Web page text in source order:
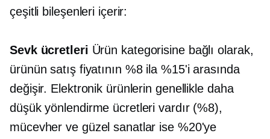
çeşitli bileşenleri içerir:
Sevk ücretleri Ürün kategorisine bağlı olarak,
ürünün satış fiyatının %8 ila %15'i arasında
değişir. Elektronik ürünlerin genellikle daha
düşük yönlendirme ücretleri vardır (%8),
mücevher ve güzel sanatlar ise %20'ye